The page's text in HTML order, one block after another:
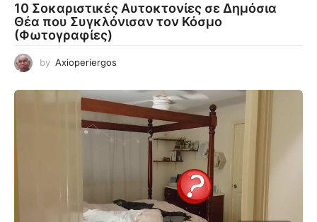
10 Σοκαριστικές Αυτοκτονίες σε Δημόσια
Θέα που Συγκλόνισαν τον Κόσμο
(Φωτογραφίες)
by Axioperiergos